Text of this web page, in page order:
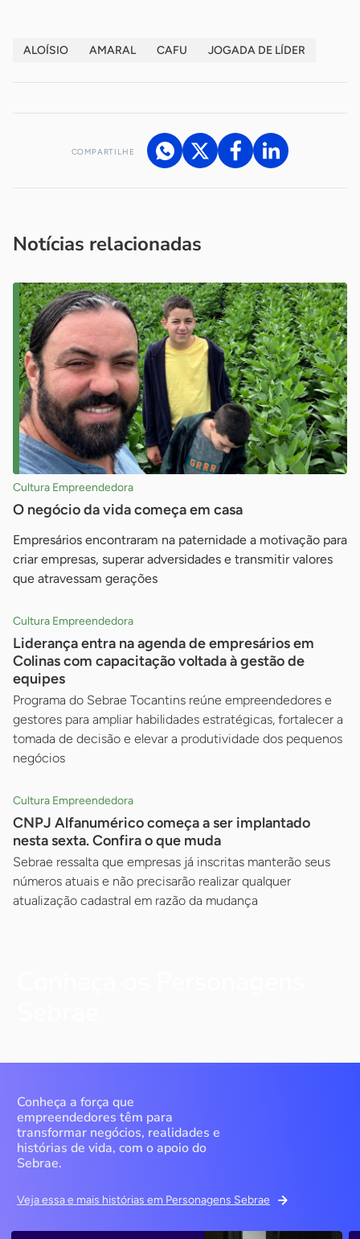
ALOÍSIO AMARAL CAFU JOGADA DE LÍDER
COMPARTILHE
Notícias relacionadas
Cultura Empreendedora
O negócio da vida começa em casa
Empresários encontraram na paternidade a motivação para
criar empresas, superar adversidades e transmitir valores
que atravessam gerações
Cultura Empreendedora
Liderança entra na agenda de empresários em
Colinas com capacitação voltada à gestão de
equipes
Programa do Sebrae Tocantins reúne empreendedores e
gestores para ampliar habilidades estratégicas, fortalecer a
tomada de decisão e elevar a produtividade dos pequenos
negócios
Cultura Empreendedora
CNPJ Alfanumérico começa a ser implantado
nesta sexta. Confira o que muda
Sebrae ressalta que empresas já inscritas manterão seus
números atuais e não precisarão realizar qualquer
atualização cadastral em razão da mudança
Conheça a força que
empreendedores têm para
transformar negócios, realidades e
histórias de vida, com o apoio do
Sebrae.
Veja essa e mais histórias em Personagens Sebrae